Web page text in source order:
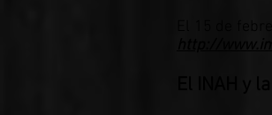
El 15 de
http://
El INAH y